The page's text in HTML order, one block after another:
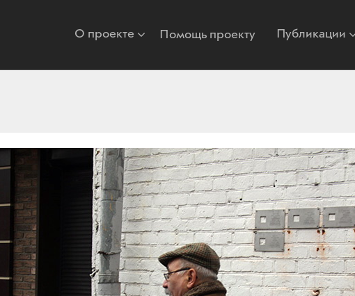
О проекте Помощь проекту Публикации